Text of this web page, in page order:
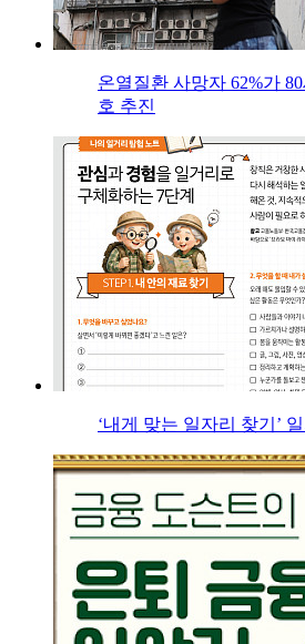
온열질환 사망자 62%가
호 추진
‘내게 맞는 일자리 찾기’